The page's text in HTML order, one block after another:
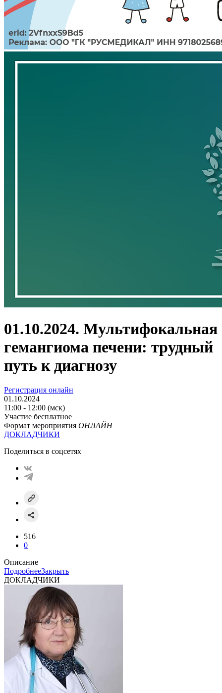
01.10.2024. Мультифокальная
гемангиома печени: трудный
путь к диагнозу
Регистрация онлайн
01.10.2024
11:00 - 12:00 (мск)
Участие бесплатное
Формат мероприятия ОНЛАЙН
ДОКЛАДЧИКИ
Поделиться в соцсетях
516
0
Описание
ПодробнееЗакрыть
ДОКЛАДЧИКИ